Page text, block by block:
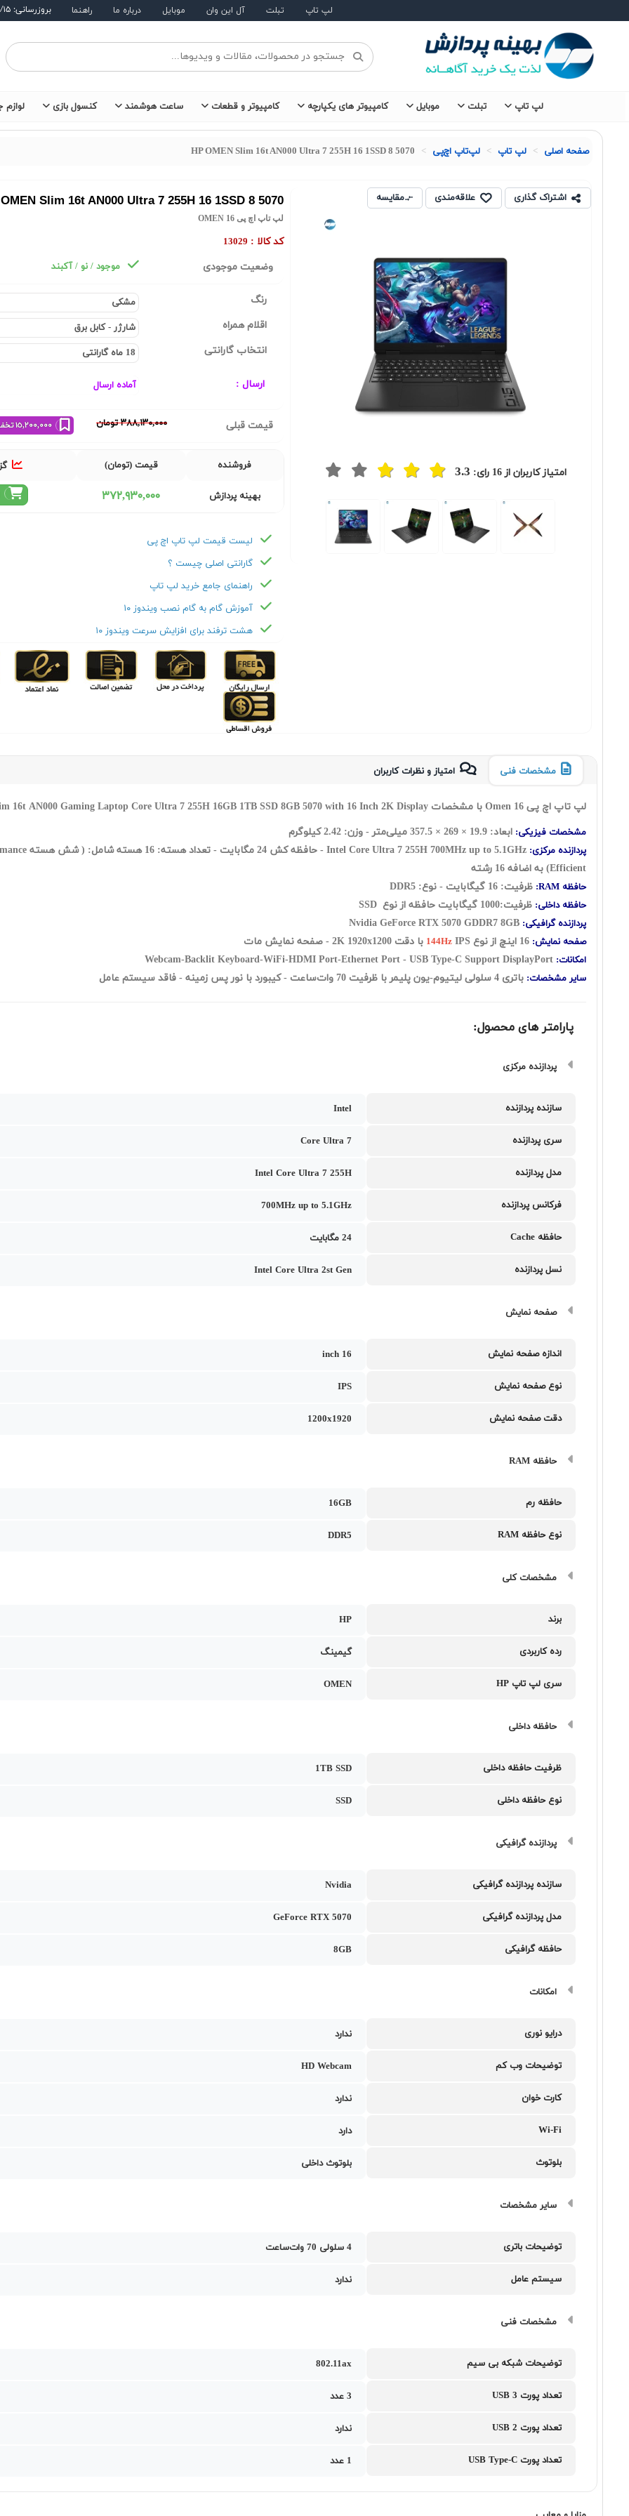
لپ تاپ تبلت آل این وان موبایل درباره ما راهنما بروزرسانی: ۱۴۰۵/۵/۱۵
لپ تاپ تبلت موبایل کامپیوتر های یکپارچه کامپیوتر و قطعات ساعت هوشمند کنسول بازی لوازم
صفحه اصلی لپ تاپ لپ‌تاپ اچ‌پی HP OMEN Slim 16t AN000 Ultra 7 255H 16 1SSD 8 5070
اشتراک گذاری علاقه‌مندی مقایسه
امتیاز کاربران از16 رای: 3.3
Slim 16t AN000 Ultra 7 255H 16 1SSD 8 5070
لپ تاپ اچ پی OMEN 16
کد کالا : 13029
وضعیت موجودی موجود / نو / آکبند
رنگ
اقلام همراه
انتخاب گارانتی
ارسال :
قیمت قبلی ٣٨٨,١٣٠,٠٠٠ تومان ١٥,٢٠٠,٠٠٠ تخفیف خرید نقدی
فروشنده قیمت (تومان)
بهینه پردازش ٣٧٢,٩٣٠,٠٠٠
لیست قیمت لپ تاپ اچ پی
گارانتی اصلی چیست ؟
راهنمای جامع خرید لپ تاپ
آموزش گام به گام نصب ویندوز ۱۰
هشت ترفند برای افزایش سرعت ویندوز ۱۰
مشخصات فنی امتیاز و نظرات کاربران
لپ تاپ اچ پی Omen 16 با مشخصات HP Omen Slim 16t AN000 Gaming Laptop Core Ultra 7 255H 16GB 1TB SSD 8GB 5070 with 16 Inch 2K Display
مشخصات فیزیکی: ابعاد: 19.9 × 269 × 357.5 میلی‌متر - وزن: 2.42 کیلوگرم
پردازنده مرکزی:
Efficient) به اضافه 16 رشته
حافظه RAM: ظرفیت: 16 گیگابایت - نوع: DDR5
حافظه داخلی: ظرفیت:1000 گیگابایت حافظه از نوع SSD
پردازنده گرافیکی:
صفحه نمایش: 144HzIPS با دقت 2K 1920x1200 - صفحه نمایش مات
امکانات:
سایر مشخصات: باتری 4 سلولی لیتیوم-یون پلیمر با ظرفیت 70 وات‌ساعت - کیبورد با نور پس زمینه - فاقد سیستم عامل
پارامتر های محصول:
پردازنده مرکزی
سازنده پردازنده Intel
سری پردازنده Core Ultra 7
مدل پردازنده Intel Core Ultra 7 255H
فرکانس پردازنده 700MHz up to 5.1GHz
حافظه Cache 24 مگابایت
نسل پردازنده Intel Core Ultra 2st Gen
صفحه نمایش
اندازه صفحه نمایش 16 inch
نوع صفحه نمایش IPS
دقت صفحه نمایش 1200x1920
حافظه RAM
حافظه رم 16GB
نوع حافظه RAM DDR5
مشخصات کلی
برند HP
رده کاربردی گیمینگ
سری لپ تاپ HP OMEN
حافظه داخلی
ظرفیت حافظه داخلی 1TB SSD
نوع حافظه داخلی SSD
پردازنده گرافیکی
سازنده پردازنده گرافیکی Nvidia
مدل پردازنده گرافیکی GeForce RTX 5070
حافظه گرافیکی 8GB
امکانات
درایو نوری ندارد
توضیحات وب کم HD Webcam
کارت خوان ندارد
Wi-Fi دارد
بلوتوث بلوتوث داخلی
سایر مشخصات
توضیحات باتری 4 سلولی 70 وات‌ساعت
سیستم عامل ندارد
مشخصات فنی
توضیحات شبکه بی سیم 802.11ax
تعداد پورت USB 3 3 عدد
تعداد پورت USB 2 ندارد
تعداد پورت USB Type-C 1 عدد